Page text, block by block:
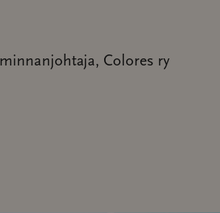
Colores ry